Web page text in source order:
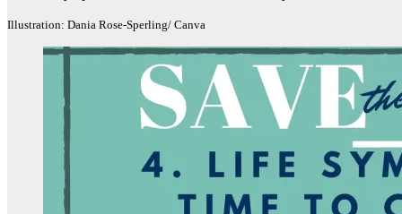
Illustration: Dania Rose-Sperling/ Canva